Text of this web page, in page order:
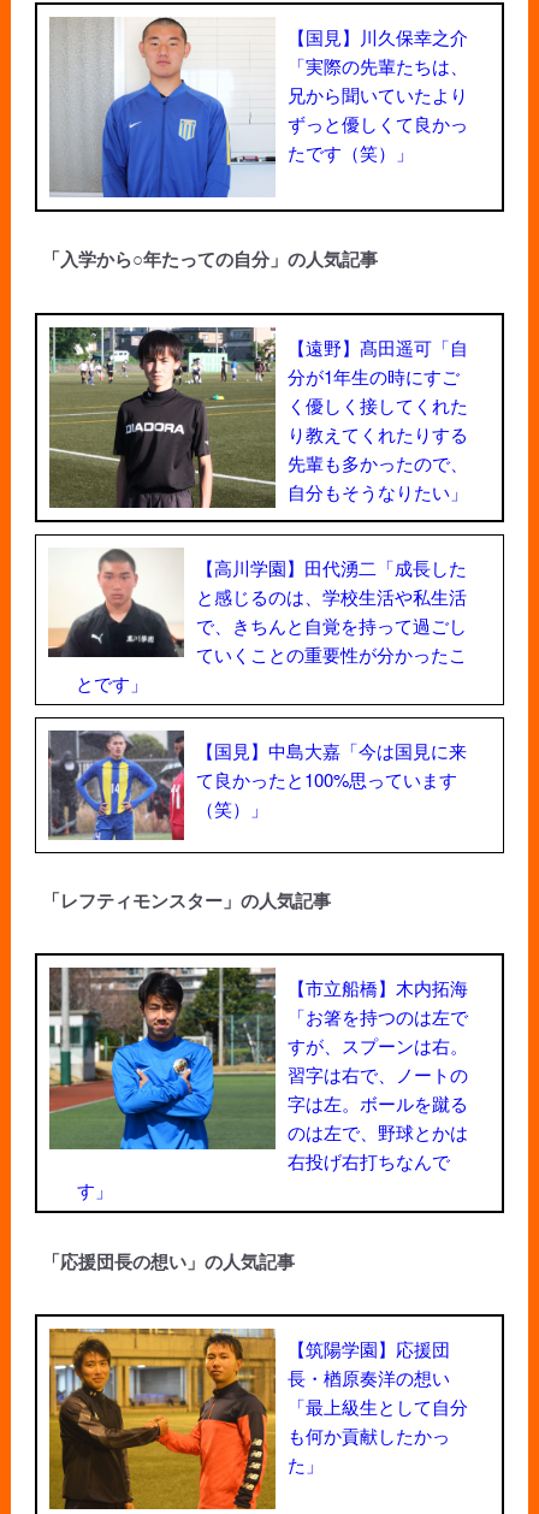
【国見】川久保幸之介
「実際の先輩たちは、
兄から聞いていたより
ずっと優しくて良かっ
たです（笑）」
「入学から○年たっての自分」の人気記事
【遠野】髙田遥可「自
分が1年生の時にすご
く優しく接してくれた
り教えてくれたりする
先輩も多かったので、
自分もそうなりたい」
【高川学園】田代湧二「成長した
と感じるのは、学校生活や私生活
で、きちんと自覚を持って過ごし
ていくことの重要性が分かったこ
とです」
【国見】中島大嘉「今は国見に来
て良かったと100%思っています
（笑）」
「レフティモンスター」の人気記事
【市立船橋】木内拓海
「お箸を持つのは左で
すが、スプーンは右。
習字は右で、ノートの
字は左。ボールを蹴る
のは左で、野球とかは
右投げ右打ちなんで
す」
「応援団長の想い」の人気記事
【筑陽学園】応援団
長・楢原奏洋の想い
「最上級生として自分
も何か貢献したかっ
た」